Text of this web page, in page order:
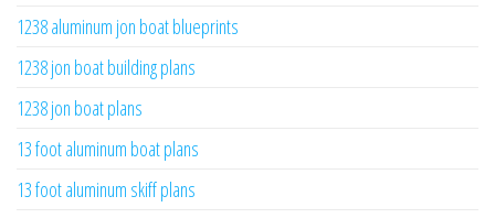
1238 aluminum jon boat blueprints
1238 jon boat building plans
1238 jon boat plans
13 foot aluminum boat plans
13 foot aluminum skiff plans